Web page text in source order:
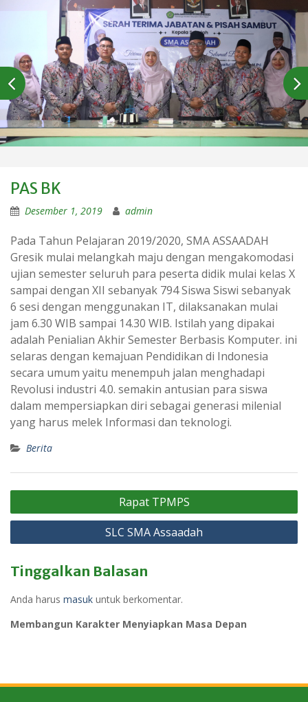
PAS BK
Desember 1, 2019 admin
Pada Tahun Pelajaran 2019/2020, SMA ASSAADAH
Gresik mulai melangkah maju dengan mengakomodasi
ujian semester seluruh para peserta didik mulai kelas X
sampai dengan XII sebanyak 794 Siswa Siswi sebanyak
6 sesi dengan menggunakan IT, dilaksanakan mulai
jam 6.30 WIB sampai 14.30 WIB. Istilah yang dipakai
adalah Penialian Akhir Semester Berbasis Komputer. ini
selaras dengan kemajuan Pendidikan di Indonesia
secara umum yaitu menempuh jalan menghadapi
Revolusi industri 4.0. semakin antusian para siswa
dalam mempersiapkan diri sebagai generasi milenial
yang harus melek Informasi dan teknologi.
Berita
Navigasi
pos
Rapat TPMPS
SLC SMA Assaadah
Tinggalkan Balasan
Anda harus masuk untuk berkomentar.
Membangun Karakter Menyiapkan Masa Depan